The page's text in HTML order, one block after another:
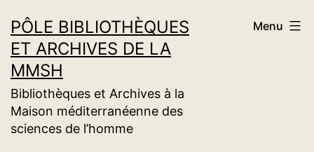
au
contenu
PÔLE BIBLIOTHÈQUES
ET ARCHIVES DE LA
MMSH
Bibliothèques et Archives à la
Maison méditerranéenne des
sciences de l’homme
Menu